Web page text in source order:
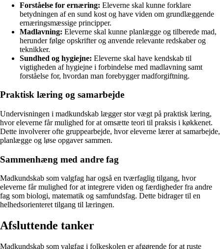
Forståelse for ernæring: Eleverne skal kunne forklare
betydningen af en sund kost og have viden om grundlæggende
ernæringsmæssige principper.
Madlavning: Eleverne skal kunne planlægge og tilberede mad,
herunder følge opskrifter og anvende relevante redskaber og
teknikker.
Sundhed og hygiejne: Eleverne skal have kendskab til
vigtigheden af hygiejne i forbindelse med madlavning samt
forståelse for, hvordan man forebygger madforgiftning.
Praktisk læring og samarbejde
Undervisningen i madkundskab lægger stor vægt på praktisk læring,
hvor eleverne får mulighed for at omsætte teori til praksis i køkkenet.
Dette involverer ofte gruppearbejde, hvor eleverne lærer at samarbejde,
planlægge og løse opgaver sammen.
Sammenhæng med andre fag
Madkundskab som valgfag har også en tværfaglig tilgang, hvor
eleverne får mulighed for at integrere viden og færdigheder fra andre
fag som biologi, matematik og samfundsfag. Dette bidrager til en
helhedsorienteret tilgang til læringen.
Afsluttende tanker
Madkundskab som valgfag i folkeskolen er afgørende for at ruste